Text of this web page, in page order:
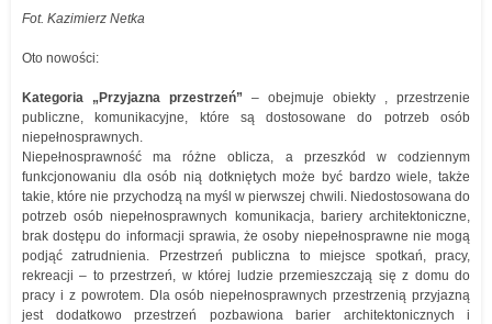
Fot. Kazimierz Netka
Oto nowości:
Kategoria „Przyjazna przestrzeń” – obejmuje obiekty , przestrzenie
publiczne, komunikacyjne, które są dostosowane do potrzeb osób
niepełnosprawnych.
Niepełnosprawność ma różne oblicza, a przeszkód w codziennym
funkcjonowaniu dla osób nią dotkniętych może być bardzo wiele, także
takie, które nie przychodzą na myśl w pierwszej chwili. Niedostosowana do
potrzeb osób niepełnosprawnych komunikacja, bariery architektoniczne,
brak dostępu do informacji sprawia, że osoby niepełnosprawne nie mogą
podjąć zatrudnienia. Przestrzeń publiczna to miejsce spotkań, pracy,
rekreacji – to przestrzeń, w której ludzie przemieszczają się z domu do
pracy i z powrotem. Dla osób niepełnosprawnych przestrzenią przyjazną
jest dodatkowo przestrzeń pozbawiona barier architektonicznych i